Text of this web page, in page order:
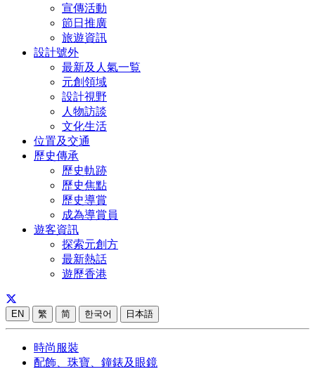
宣傳活動
節日推廣
旅遊資訊
設計號外
最新及人氣一覧
元創領域
設計視野
人物訪談
文化生活
位置及交通
歷史傳承
歷史軌跡
歷史焦點
歷史導賞
成為導賞員
遊客資訊
探索元創方
最新熱話
遊歷香港
EN 繁 简 한국어 日本語
時尚服裝
配飾、珠寶、鐘錶及眼鏡